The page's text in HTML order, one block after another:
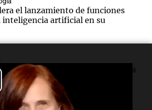
el lanzamiento de funciones
inteligencia artificial en su
solicita a la industria de defensa
en la producción de armas